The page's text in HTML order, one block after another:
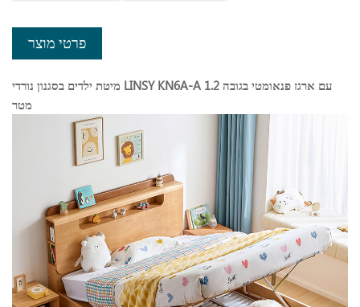
פרטי מוצר
מיטת ילדים בסגנון נורדי LINSY KN6A-A עם ארגז פנאומטי בגובה 1.2
מטר